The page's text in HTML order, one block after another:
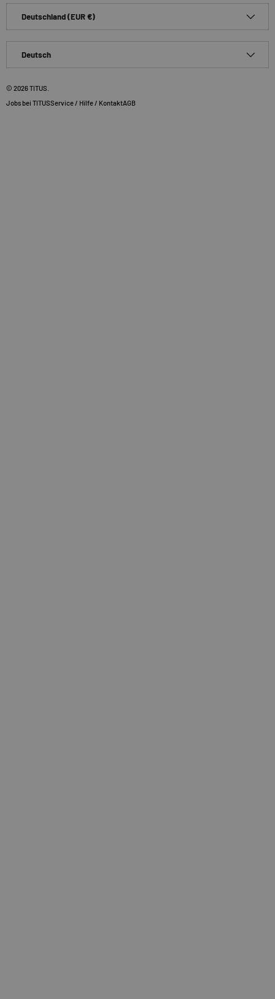
Deutschland (EUR €)
Deutsch
© 2026TITUS
Jobs bei TITUSService / Hilfe / KontaktAGB